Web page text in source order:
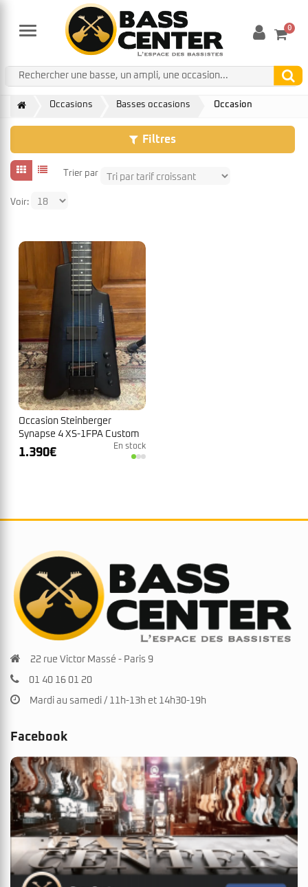
Menu 0
Occasions Basses occasions Occasion
Filtres
Trier par
Voir:
Occasion Steinberger
Synapse 4 XS-1FPA Custom
Trans Blue
1.390€ En stock
22 rue Victor Massé - Paris 9
01 40 16 01 20
Mardi au samedi / 11h-13h et 14h30-19h
Facebook